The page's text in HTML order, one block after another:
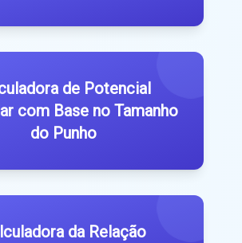
de Potencial
com Base no Tamanho
do Punho
da Relação